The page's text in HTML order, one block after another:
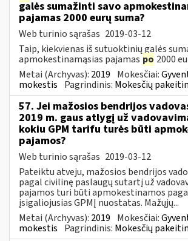
galės sumažinti savo
pajamas 2000 eurų suma?
Web turinio sąrašas 2019-03-12
Taip, kiekvienas iš sutuoktinių galės
apmokestinamąsias pajamas po 2000
Metai (Archyvas): 2019 Mokesčiai:
mokestis Pagrindinis: Mokesčių
57. Jei mažosios bendrijos
2019 m. gaus atlygį už
kokiu GPM tarifu turės būti
pajamos?
Web turinio sąrašas 2019-03-12
Pateiktu atveju, mažosios bendrijos
pagal civilinę paslaugų sutartį už
pajamos turi būti apmokestinamos
įsigaliojusias GPMĮ nuostatas. Mažųjų...
Metai (Archyvas): 2019 Mokesčiai:
mokestis Pagrindinis: Mokesčių